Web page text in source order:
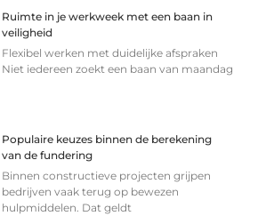
Ruimte in je werkweek met een baan in
veiligheid
Flexibel werken met duidelijke afspraken
Niet iedereen zoekt een baan van maandag
Populaire keuzes binnen de berekening
van de fundering
Binnen constructieve projecten grijpen
bedrijven vaak terug op bewezen
hulpmiddelen. Dat geldt